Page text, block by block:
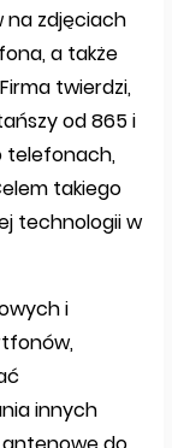
na zdjęciach
a także
twierdzi,
od 865 i
telefonach,
takiego
technologii w
i
innych